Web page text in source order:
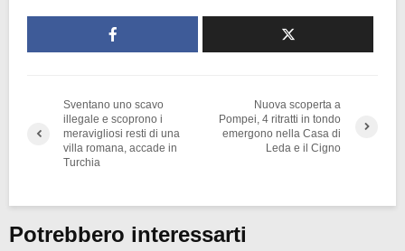
Sventano uno scavo
illegale e scoprono i
meravigliosi resti di una
villa romana, accade in
Turchia
Nuova scoperta a
Pompei, 4 ritratti in tondo
emergono nella Casa di
Leda e il Cigno
Potrebbero interessarti